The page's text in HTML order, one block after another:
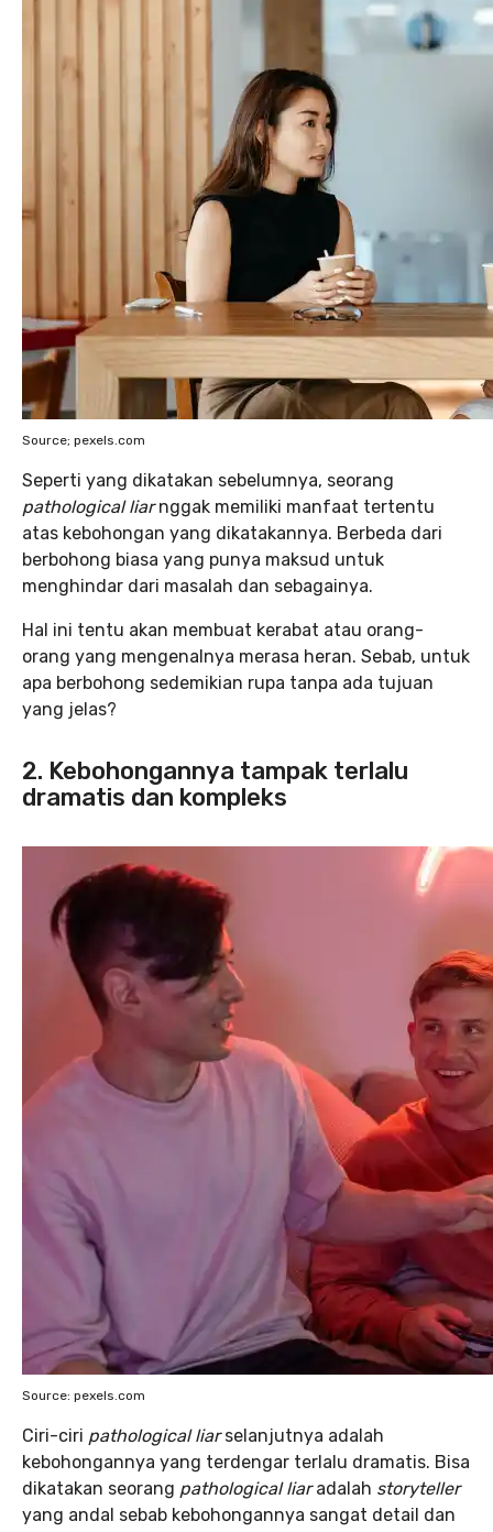
Source; pexels.com
Seperti yang dikatakan sebelumnya, seorang
pathological liarnggak memiliki manfaat tertentu
atas kebohongan yang dikatakannya. Berbeda dari
berbohong biasa yang punya maksud untuk
menghindar dari masalah dan sebagainya.
Hal ini tentu akan membuat kerabat atau orang-
orang yang mengenalnya merasa heran. Sebab, untuk
apa berbohong sedemikian rupa tanpa ada tujuan
yang jelas?
2. Kebohongannya tampak terlalu
dramatis dan kompleks
Source: pexels.com
Ciri-ciri pathological liarselanjutnya adalah
kebohongannya yang terdengar terlalu dramatis. Bisa
dikatakan seorang pathological liaradalah storyteller
yang andal sebab kebohongannya sangat detail dan